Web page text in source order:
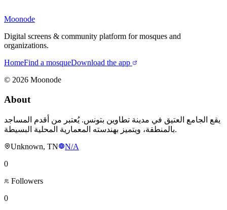
Moonode
Digital screens & community platform for mosques and
organizations.
HomeFind a mosqueDownload the app
© 2026 Moonode
About
يقع الجامع العتيق في مدينة تطاوين بتونس. يُعتبر من أقدم المساجد
بالمنطقة، ويتميز بهندسته المعمارية المحلية البسيطة.
Unknown, TN
N/A
0
Followers
0